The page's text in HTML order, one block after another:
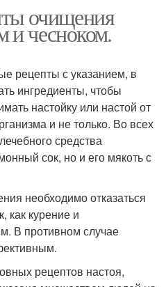
очищения
и чесноком.
рецепты с указанием, в
ингредиенты, чтобы
настойку или настой от
и не только. Во всех
средства
сок, но и его мякоть с
необходимо отказаться
как курение и
В противном случае
рецептов настоя,